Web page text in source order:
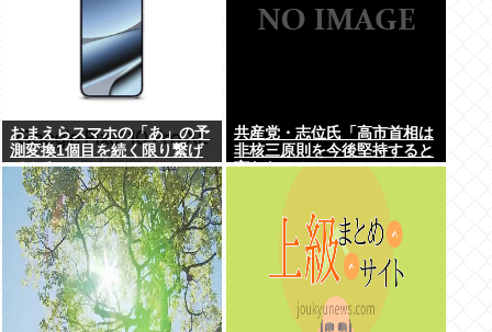
おまえらスマホの「あ」の予
測変換1個目を続く限り繋げ
てみろwww
共産党・志位氏「高市首相は
非核三原則を今後堅持すると
言わない！」